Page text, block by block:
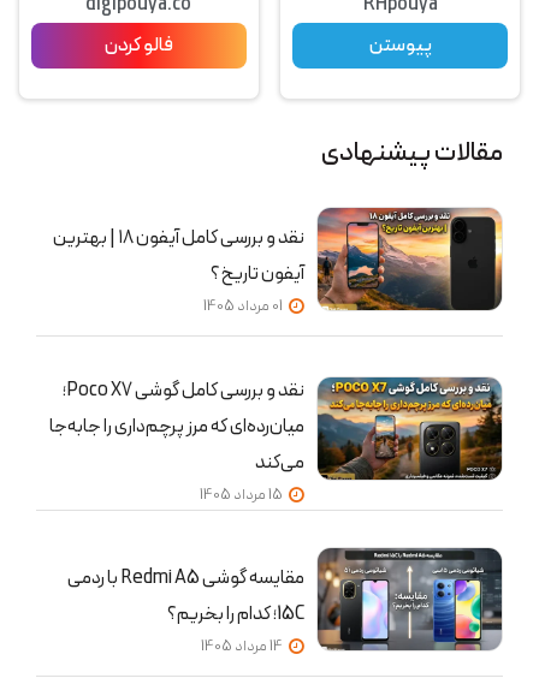
پیوستن
فالو کردن
مقالات پیشنهادی
نقد و بررسی کامل آیفون ۱۸ | بهترین
آیفون تاریخ؟
نقد و بررسی کامل گوشی Poco X7؛
میان‌رده‌ای که مرز پرچم‌داری را جابه‌جا
می‌کند
مقایسه گوشی Redmi A5 با ردمی
15C؛ کدام را بخریم؟